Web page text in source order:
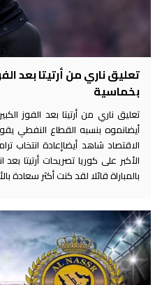
تعليق ناري من أرتيتا بعد
بخماسية
تعليق ناري من أرتيتا بعد الفوز
أيضانموه بنسبه القطاع النفطي
الاقتصاد شاهد أيضاإعادة انتخاب
الأكبر على كوريا تصريحات أرتيتا بعد
بالمباراة قائلا لقد كنت أكثر سعادة